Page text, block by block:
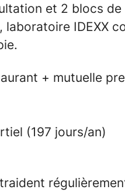
et 2 blocs
IDEXX
+ mutuelle
(197 jours/an)